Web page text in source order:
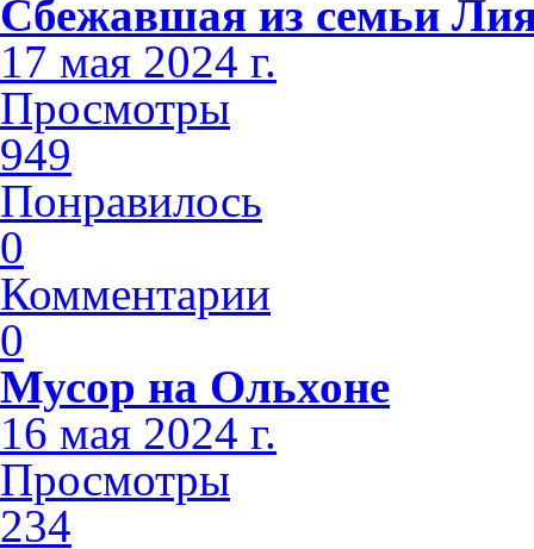
Сбежавшая из семьи
17 мая 2024 г.
Просмотры
949
Понравилось
0
Комментарии
0
Мусор на Ольхоне
16 мая 2024 г.
Просмотры
234